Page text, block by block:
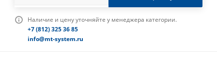
Наличие и цену уточняйте у менеджера категории.
+7 (812) 325 36 85
info@mt-system.ru